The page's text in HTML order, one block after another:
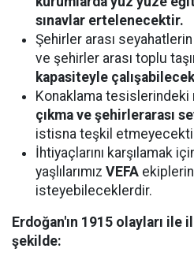
sınavlar ertelenecektir.
Şehirler arası
ve şehirler arası toplu
kapasiteyle çalışabilecek
Konaklama tesislerindeki
çıkma ve şehirlerarası
istisna teşkil
İhtiyaçlarını karşılamak
yaşlılarımız VEFA
isteyebileceklerdir.
Erdoğan'ın 1915 olayları ile
şekilde: